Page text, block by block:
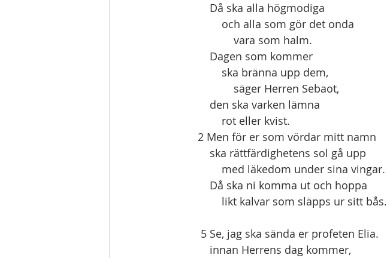
Då ska alla högmodiga
och alla som gör det onda
vara som halm.
Dagen som kommer
ska bränna upp dem,
säger Herren Sebaot,
den ska varken lämna
rot eller kvist.
2 Men för er som vördar mitt namn
ska rättfärdighetens sol gå upp
med läkedom under sina vingar.
Då ska ni komma ut och hoppa
likt kalvar som släpps ur sitt bås.
5 Se, jag ska sända er profeten Elia.
    innan Herrens dag kommer,